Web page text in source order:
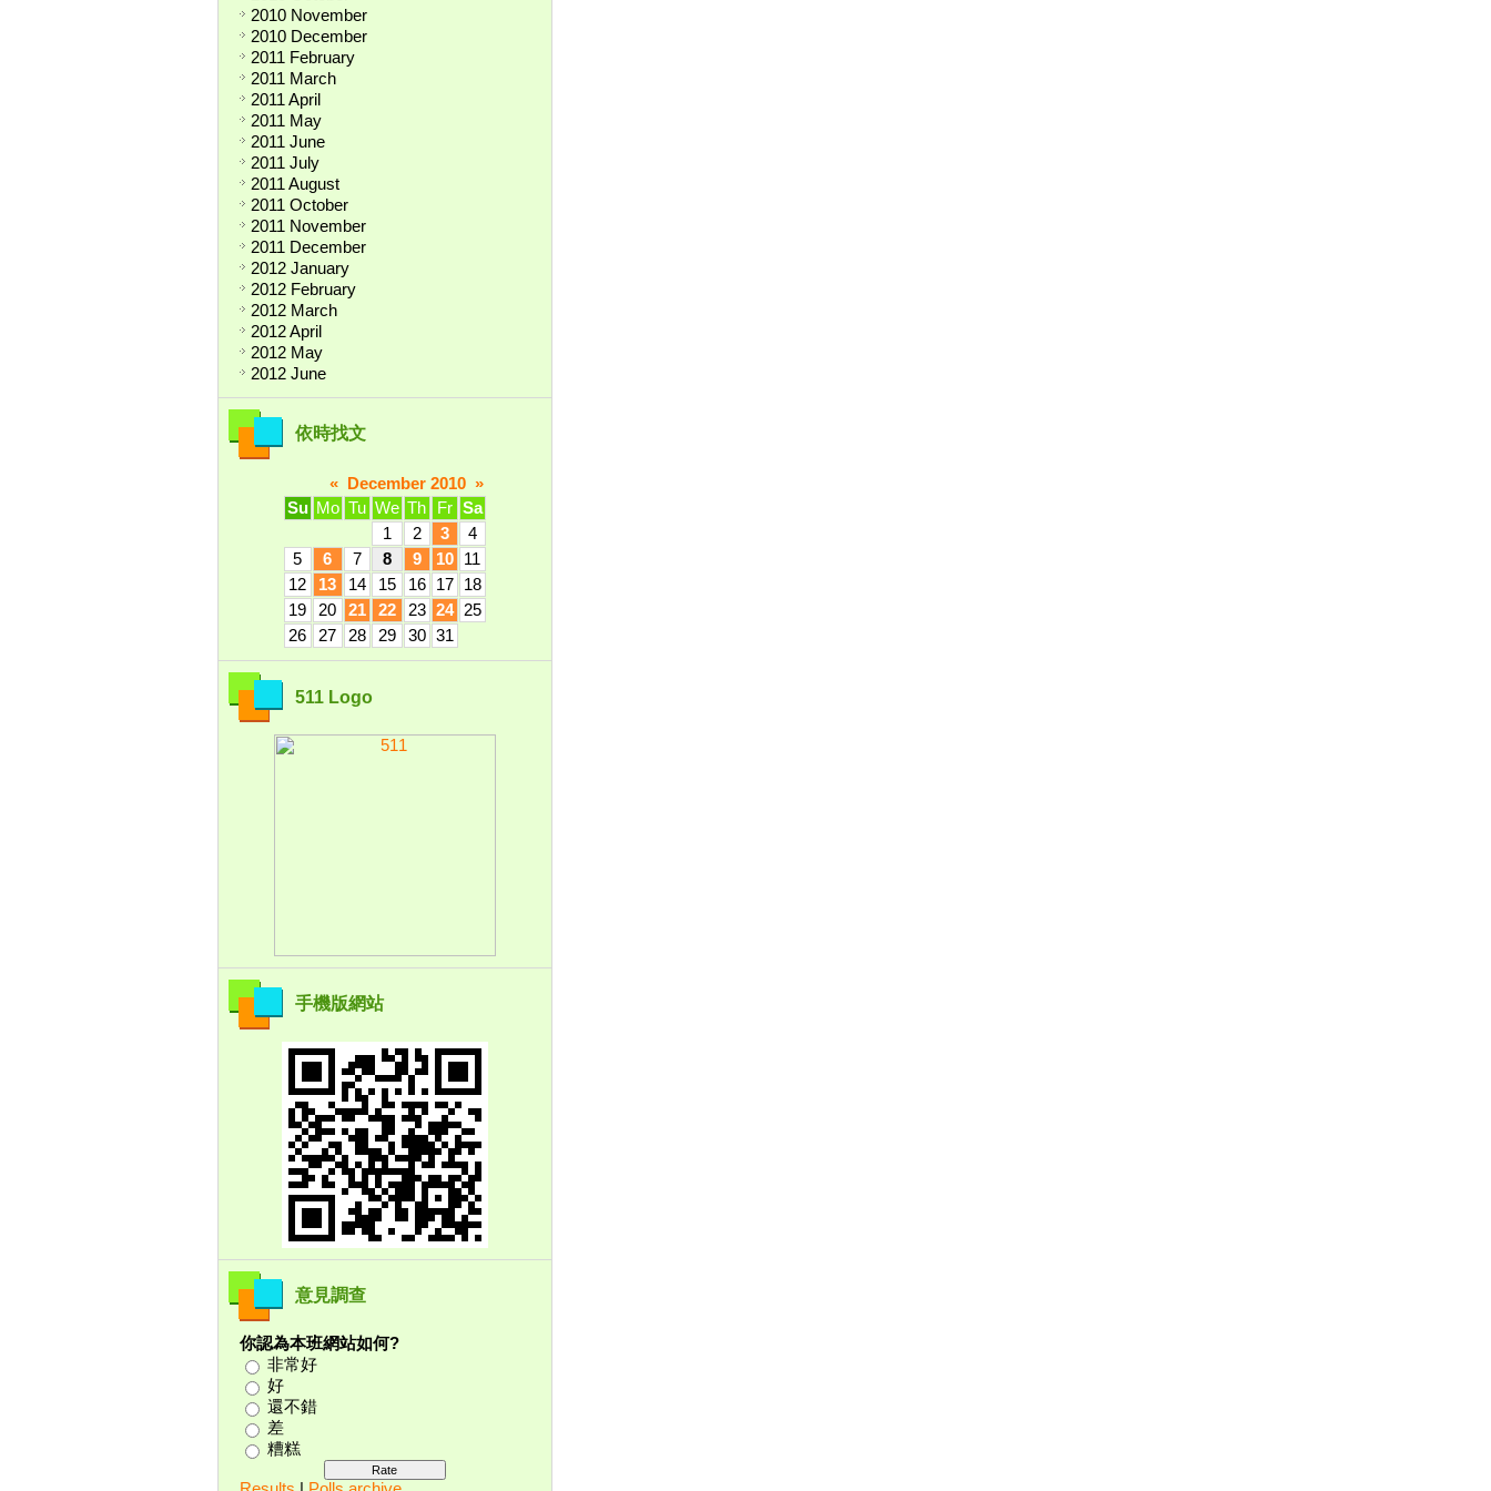
2010 November
2010 December
2011 February
2011 March
2011 April
2011 May
2011 June
2011 July
2011 August
2011 October
2011 November
2011 December
2012 January
2012 February
2012 March
2012 April
2012 May
2012 June
依時找文
« December 2010 »
Su Mo Tu We Th Fr Sa
1
2 3
4
5
6 7 8 9 10
11
12
13 14 15 16 17
18
19
20 21 22 23 24
25
26
27 28 29 30 31
511 Logo
手機版網站
意見調查
你認為本班網站如何?
非常好
好
還不錯
差
糟糕